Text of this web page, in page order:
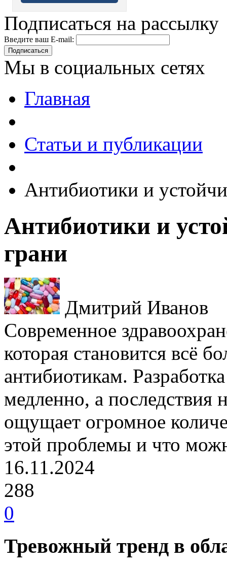
Подписаться на рассылку
Введите ваш E-mail:
Подписаться
Мы в социальных сетях
Главная
Статьи и публикации
Антибиотики и
Антибиотики и
грани
Дмитрий Иванов
Современное
которая становится всё
антибиотикам.
медленно, а последствия
ощущает огромное
этой проблемы и что
16.11.2024
288
0
Тревожный тренд в